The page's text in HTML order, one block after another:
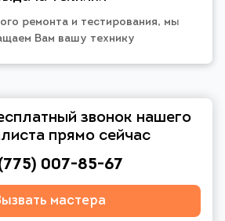
ремонта и тестирования, мы
Вам вашу технику
звонок нашего
прямо сейчас
007-85-67
мастера